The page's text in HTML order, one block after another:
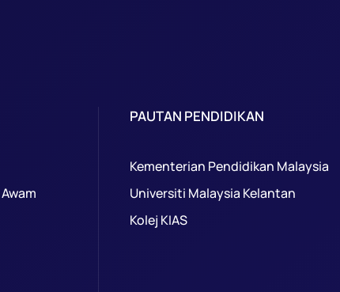
PAUTAN PENDIDIKAN
Kementerian Pendidikan Malaysia
Universiti Malaysia Kelantan
Kolej KIAS